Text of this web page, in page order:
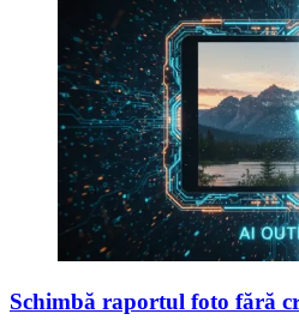
Schimbă raportul foto fără